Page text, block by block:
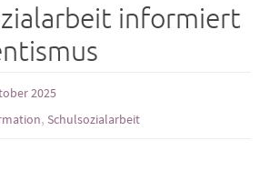
informiert
2025
, Schulsozialarbeit